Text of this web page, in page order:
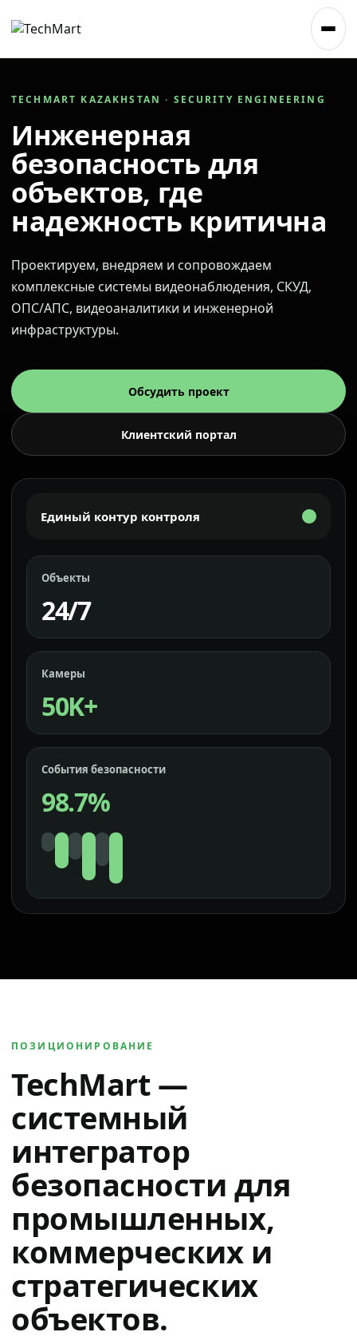
TECHMART KAZAKHSTAN · SECURITY ENGINEERING
Инженерная
безопасность для
объектов, где
надежность критична
Проектируем, внедряем и сопровождаем
комплексные системы видеонаблюдения, СКУД,
ОПС/АПС, видеоаналитики и инженерной
инфраструктуры.
Обсудить проект
Клиентский портал
Единый контур контроля
Объекты
24/7
Камеры
50K+
События безопасности
98.7%
ПОЗИЦИОНИРОВАНИЕ
TechMart —
системный
интегратор
безопасности для
промышленных,
коммерческих и
стратегических
объектов.